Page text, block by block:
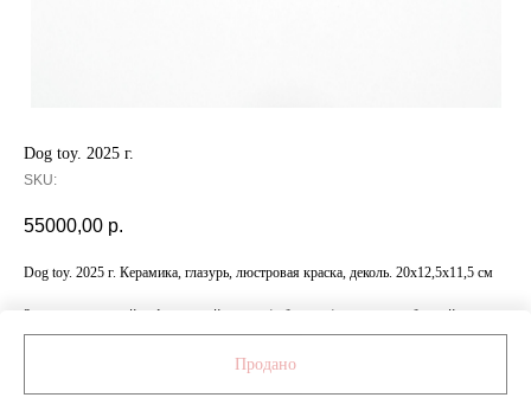
Dog toy. 2025 г.
SKU:
55000,00 р.
Dog toy. 2025 г. Керамика, глазурь, люстровая краска, деколь. 20x12,5x11,5 см
За дополнительной информацией о ценах/габаритах/материалах обращайтесь
к менеджеру по номеру: +7 999 472 84 11